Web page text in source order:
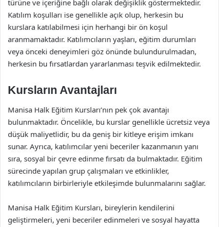
türüne ve içeriğine bağlı olarak değişiklik göstermektedir.
Katılım koşulları ise genellikle açık olup, herkesin bu
kurslara katılabilmesi için herhangi bir ön koşul
aranmamaktadır. Katılımcıların yaşları, eğitim durumları
veya önceki deneyimleri göz önünde bulundurulmadan,
herkesin bu fırsatlardan yararlanması teşvik edilmektedir.
Kursların Avantajları
Manisa Halk Eğitim Kursları’nın pek çok avantajı
bulunmaktadır. Öncelikle, bu kurslar genellikle ücretsiz veya
düşük maliyetlidir, bu da geniş bir kitleye erişim imkanı
sunar. Ayrıca, katılımcılar yeni beceriler kazanmanın yanı
sıra, sosyal bir çevre edinme fırsatı da bulmaktadır. Eğitim
sürecinde yapılan grup çalışmaları ve etkinlikler,
katılımcıların birbirleriyle etkileşimde bulunmalarını sağlar.
Manisa Halk Eğitim Kursları, bireylerin kendilerini
geliştirmeleri, yeni beceriler edinmeleri ve sosyal hayatta